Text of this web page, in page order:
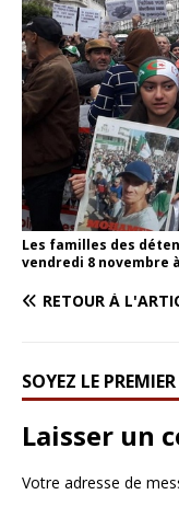
Les familles des
vendredi 8 novembre
RETOUR À
SOYEZ LE
Laisser un
Votre adresse de